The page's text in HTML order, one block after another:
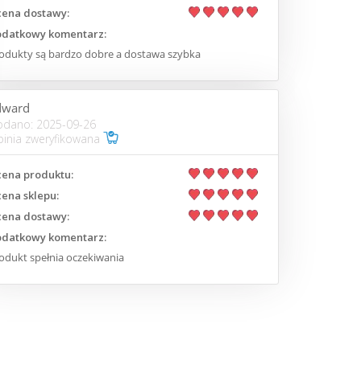
dostawy:
komentarz:
są bardzo dobre a dostawa szybka
2025-09-26
zweryfikowana
produktu:
sklepu:
dostawy:
komentarz:
spełnia oczekiwania